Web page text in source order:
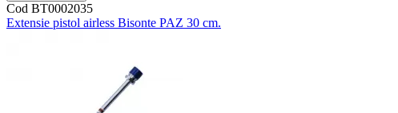
Cod BT0002035
Extensie pistol airless Bisonte PAZ 30 cm.